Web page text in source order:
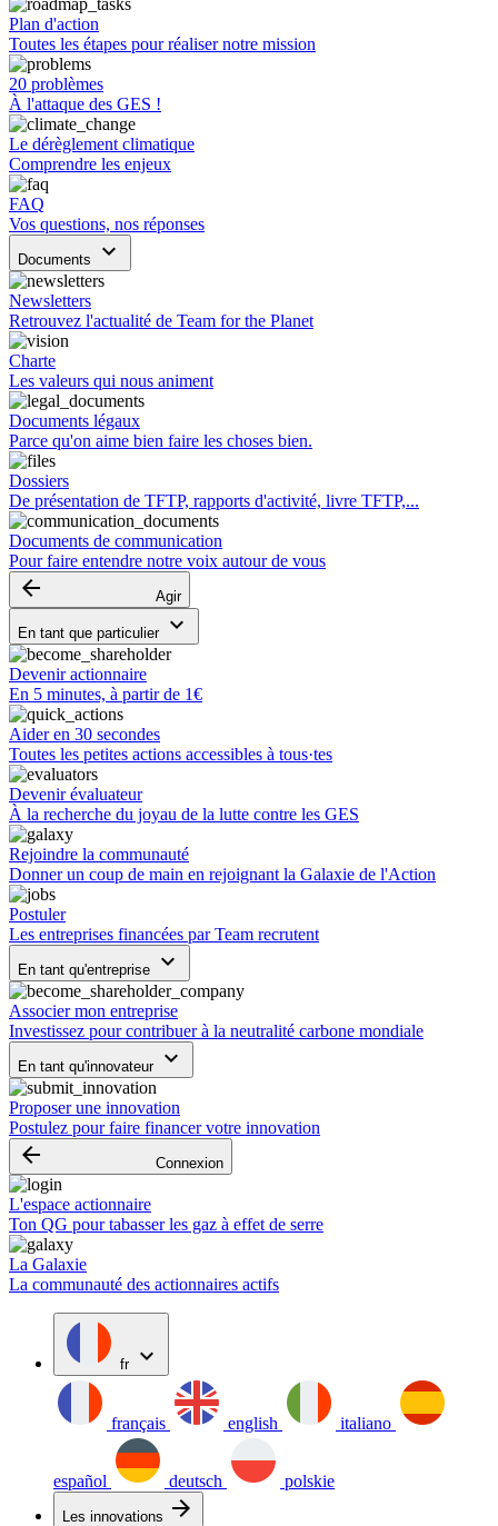
Plan d'action
Toutes les étapes pour réaliser notre mission
20 problèmes
À l'attaque des GES !
Le dérèglement climatique
Comprendre les enjeux
FAQ
Vos questions, nos réponses
Documents keyboard_arrow_down
Newsletters
Retrouvez l'actualité de Team for the Planet
Charte
Les valeurs qui nous animent
Documents légaux
Parce qu'on aime bien faire les choses bien.
Dossiers
De présentation de TFTP, rapports d'activité, livre TFTP,...
Documents de communication
Pour faire entendre notre voix autour de vous
arrow_backward Agir
En tant que particulier keyboard_arrow_down
Devenir actionnaire
En 5 minutes, à partir de 1€
Aider en 30 secondes
Toutes les petites actions accessibles à tous·tes
Devenir évaluateur
À la recherche du joyau de la lutte contre les GES
Rejoindre la communauté
Donner un coup de main en rejoignant la Galaxie de l'Action
Postuler
Les entreprises financées par Team recrutent
En tant qu'entreprise keyboard_arrow_down
Associer mon entreprise
Investissez pour contribuer à la neutralité carbone mondiale
En tant qu'innovateur keyboard_arrow_down
Proposer une innovation
Postulez pour faire financer votre innovation
arrow_backward Connexion
L'espace actionnaire
Ton QG pour tabasser les gaz à effet de serre
La Galaxie
La communauté des actionnaires actifs
fr expand_more
français english italiano
español deutsch polskie
Les innovations arrow_forward